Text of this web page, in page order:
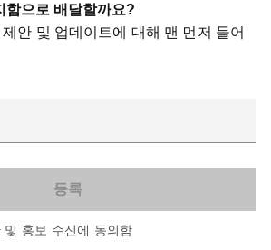
함으로 배달할까요?
안 및 업데이트에 대해 맨 먼저 들어
홍보 수신에 동의함